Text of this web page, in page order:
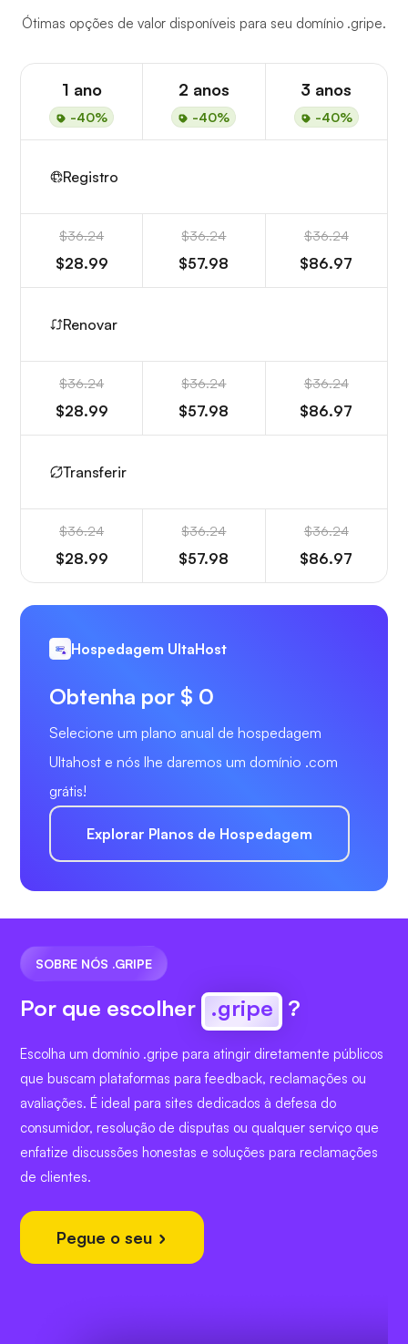
Ótimas opções de valor disponíveis para seu domínio .gripe.
1 ano
-40%
2 anos
-40%
3 anos
-40%
Registro
$36.24
$28.99
$36.24
$57.98
$36.24
$86.97
Renovar
$36.24
$28.99
$36.24
$57.98
$36.24
$86.97
Transferir
$36.24
$28.99
$36.24
$57.98
$36.24
$86.97
Hospedagem UltaHost
Obtenha por $ 0
Selecione um plano anual de hospedagem
Ultahost e nós lhe daremos um domínio .com
grátis!
Explorar Planos de Hospedagem
SOBRE NÓS .GRIPE
Por que escolher .gripe ?
Escolha um domínio .gripe para atingir diretamente públicos
que buscam plataformas para feedback, reclamações ou
avaliações. É ideal para sites dedicados à defesa do
consumidor, resolução de disputas ou qualquer serviço que
enfatize discussões honestas e soluções para reclamações
de clientes.
Pegue o seu